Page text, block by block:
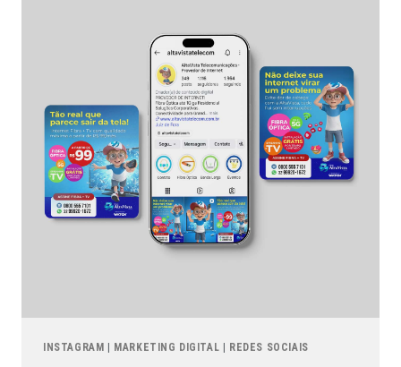
INSTAGRAM MARKETING DIGITAL REDES SOCIAIS